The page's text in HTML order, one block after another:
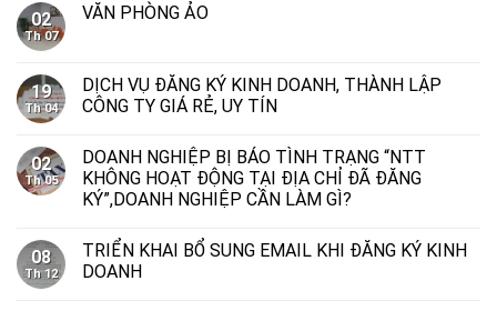
02
Th 07
VĂN PHÒNG ẢO
19
Th 04
DỊCH VỤ ĐĂNG KÝ KINH DOANH, THÀNH LẬP
CÔNG TY GIÁ RẺ, UY TÍN
02
Th 05
DOANH NGHIỆP BỊ BÁO TÌNH TRẠNG “NTT
KHÔNG HOẠT ĐỘNG TẠI ĐỊA CHỈ ĐÃ ĐĂNG
KÝ”,DOANH NGHIỆP CẦN LÀM GÌ?
08
Th 12
TRIỂN KHAI BỔ SUNG EMAIL KHI ĐĂNG KÝ KINH
DOANH